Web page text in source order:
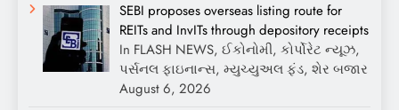
SEBI proposes overseas listing route for
REITs and InvITs through depository receipts
In FLASH NEWS, ઈકોનોમી, કોર્પોરેટ ન્યૂઝ,
પર્સનલ ફાઇનાન્સ, મ્યુચ્યુઅલ ફંડ, શેર બજાર
August 6, 2026